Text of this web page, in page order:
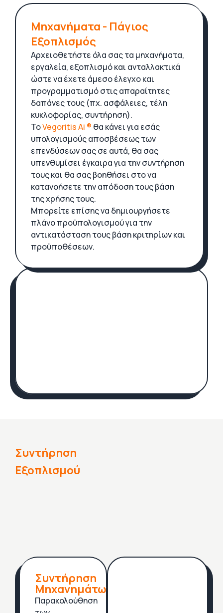
Μηχανήματα - Πάγιος
Εξοπλισμός
Αρχειοθετήστε όλα σας τα μηχανήματα,
εργαλεία, εξοπλισμό και ανταλλακτικά
ώστε να έχετε άμεσο έλεγχο και
προγραμματισμό στις απαραίτητες
δαπάνες τους (πχ. ασφάλειες, τέλη
κυκλοφορίας, συντήρηση).
ΤοVegoritis Ai ® θα κάνει για εσάς
υπολογισμούς αποσβέσεως των
επενδύσεων σας σε αυτά, θα σας
υπενθυμίσει έγκαιρα για την συντήρηση
τους και θα σας βοηθήσει στο να
κατανοήσετε την απόδοση τους βάση
της χρήσης τους.
Μπορείτε επίσης να δημιουργήσετε
πλάνο προϋπολογισμού για την
αντικατάσταση τους βάση κριτηρίων και
προϋποθέσεων.
Συντήρηση
Εξοπλισμού
Συντήρηση
Μηχανημάτων.
Παρακολούθηση